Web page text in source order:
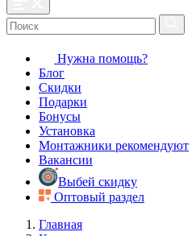
Нужна помощь?
Блог
Скидки
Подарки
Бонусы
Установка
Монтажники рекомендуют
Вакансии
Выбей скидку
Оптовый раздел
Главная